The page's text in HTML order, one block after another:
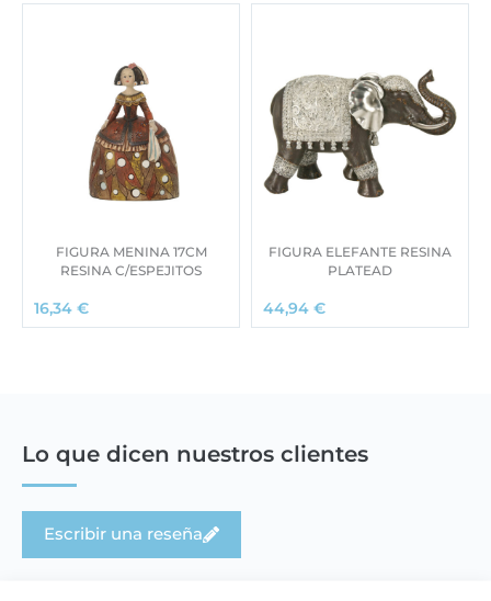
FIGURA MENINA 17CM
RESINA C/ESPEJITOS
16,34 €
FIGURA ELEFANTE RESINA
PLATEAD
44,94 €
Lo que dicen nuestros clientes
Escribir una reseña